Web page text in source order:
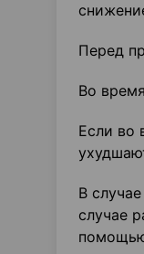
Перед
Во
Если во
В
случае